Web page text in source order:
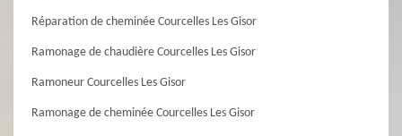
Réparation de cheminée Courcelles Les Gisor
Ramonage de chaudière Courcelles Les Gisor
Ramoneur Courcelles Les Gisor
Ramonage de cheminée Courcelles Les Gisor